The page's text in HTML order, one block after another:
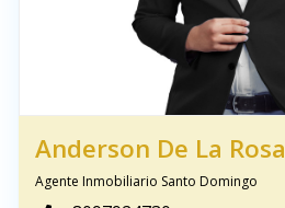
Anderson De La Rosa
Agente Inmobiliario Santo Domingo